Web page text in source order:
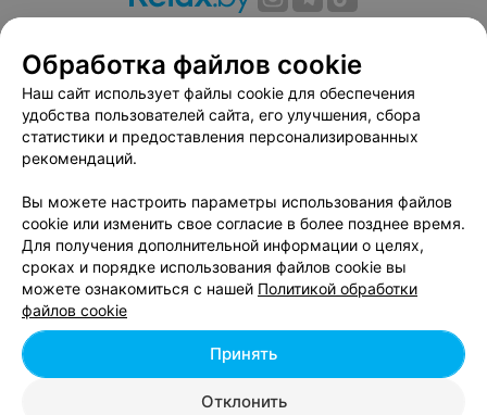
Вакансии
Публичный договор
Способы оплаты
Публичный договор по использованию сервиса
«Афиша»
Пользовательское соглашение
Связаться по вопросам сотрудничества
Написать руководителю relax.by
Персональные настройки cookie
Обработка персональных данных
© 2026 ООО «Артокс Лаб», УНП 191700409, регистрирующий орган -
| 220012, Республика Беларусь, г. Минск,
Обработка файлов cookie
Наш сайт использует файлы cookie для обеспечения
удобства пользователей сайта, его улучшения, сбора
статистики и предоставления персонализированных
рекомендаций.
Вы можете настроить параметры использования файлов
cookie или изменить свое согласие в более позднее время.
Для получения дополнительной информации о целях,
сроках и порядке использования файлов cookie вы
можете ознакомиться с нашей Политикой обработки
файлов cookie
Отклонить
Принять